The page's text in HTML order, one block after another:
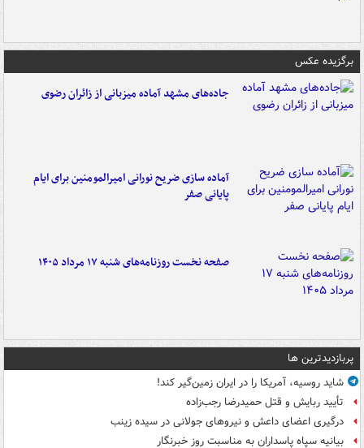
برگزیده عکس
جاده‌های مشهد آماده میزبانی از زائران رضوی
آماده سازی ضریح نورانی امیرالمومنین برای ایام
پایانی صفر
صفحه نخست روزنامه‌های شنبه ۱۷ مرداد ۱۴۰۵
پربازدیدترین ها
شاید روسیه، آمریکا را در ایران زمین‌گیر کند!
تأیید ربایش و قتل حمیدرضا رجب‌زاده
درگیری اعضای داعش و نیروهای جولانی در سیده زینب
بیانیه سپاه پاسداران به مناسبت روز خبرنگار